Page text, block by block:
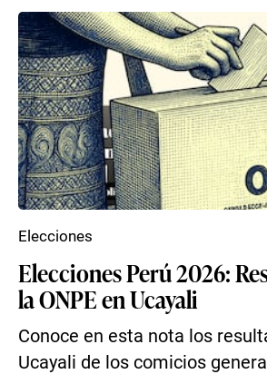
Elecciones Perú 2026:
la ONPE en Ucayali
Conoce en esta nota los
Ucayali de los comicios
Elecciones